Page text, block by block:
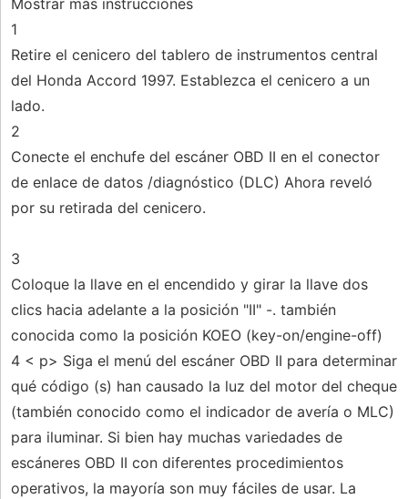
Mostrar más instrucciones
1
Retire el cenicero del tablero de instrumentos central
del Honda Accord 1997. Establezca el cenicero a un
lado.
2
Conecte el enchufe del escáner OBD II en el conector
de enlace de datos /diagnóstico (DLC) Ahora reveló
por su retirada del cenicero.
3
Coloque la llave en el encendido y girar la llave dos
clics hacia adelante a la posición "II" -. también
conocida como la posición KOEO (key-on/engine-off)
4 < p> Siga el menú del escáner OBD II para determinar
qué código (s) han causado la luz del motor del cheque
(también conocido como el indicador de avería o MLC)
para iluminar. Si bien hay muchas variedades de
escáneres OBD II con diferentes procedimientos
operativos, la mayoría son muy fáciles de usar. La